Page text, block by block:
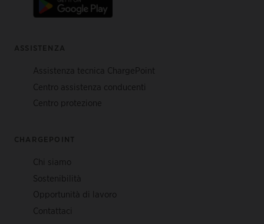
ASSISTENZA
Assistenza tecnica ChargePoint
Centro assistenza conducenti
Centro protezione
CHARGEPOINT
Chi siamo
Sostenibilità
Opportunità di lavoro
Contattaci